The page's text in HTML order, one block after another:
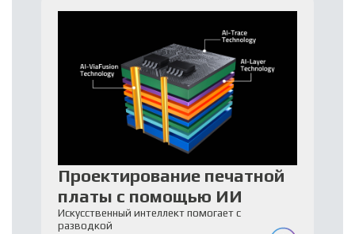
Проектирование печатной
платы с помощью ИИ
Искусственный интеллект помогает с
разводкой